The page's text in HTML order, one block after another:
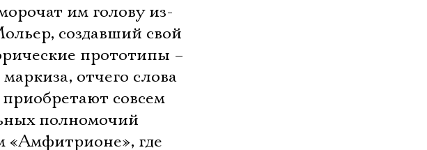
им голову из-
создавший свой
прототипы –
отчего слова
совсем
полномочий
«Амфитрионе», где